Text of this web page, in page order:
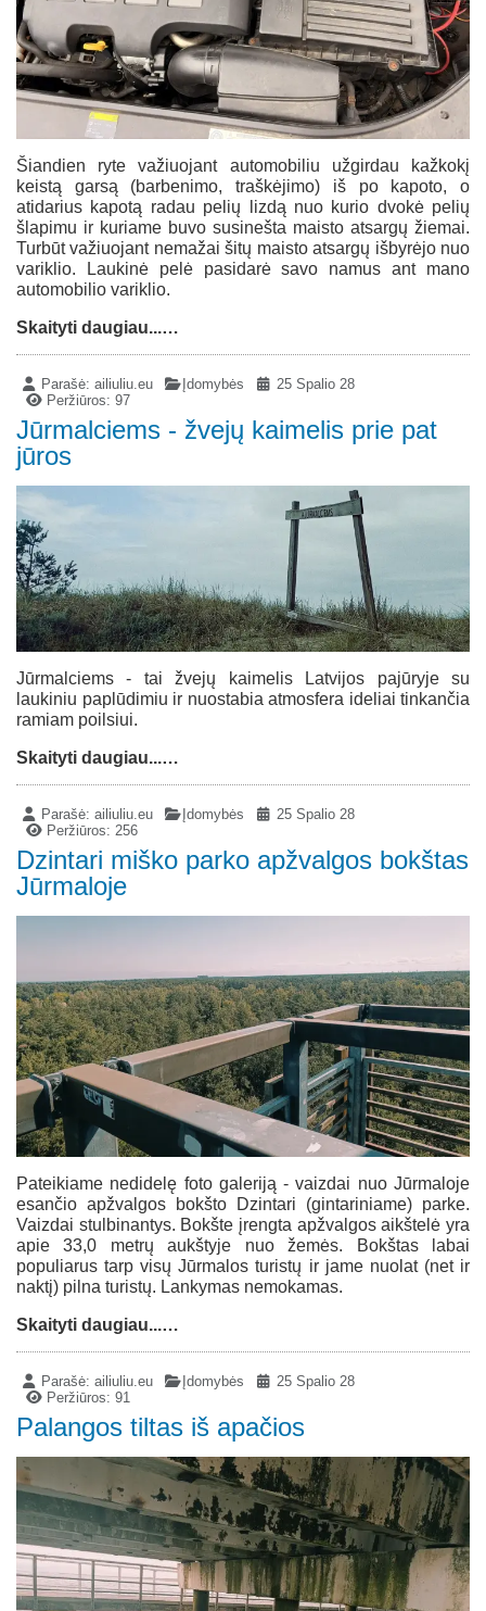
Šiandien ryte važiuojant automobiliu užgirdau kažkokį
keistą garsą (barbenimo, traškėjimo) iš po kapoto, o
atidarius kapotą radau pelių lizdą nuo kurio dvokė pelių
šlapimu ir kuriame buvo susinešta maisto atsargų žiemai.
Turbūt važiuojant nemažai šitų maisto atsargų išbyrėjo nuo
variklio. Laukinė pelė pasidarė savo namus ant mano
automobilio variklio.
Skaityti daugiau...…
Parašė:ailiuliu.eu Įdomybės
25 Spalio 28
Peržiūros: 97
Jūrmalciems - žvejų kaimelis prie pat
jūros
Jūrmalciems - tai žvejų kaimelis Latvijos pajūryje su
laukiniu paplūdimiu ir nuostabia atmosfera ideliai tinkančia
ramiam poilsiui.
Skaityti daugiau...…
Parašė:ailiuliu.eu Įdomybės
25 Spalio 28
Peržiūros: 256
Dzintari miško parko apžvalgos bokštas
Jūrmaloje
Pateikiame nedidelę foto galeriją - vaizdai nuo Jūrmaloje
esančio apžvalgos bokšto Dzintari (gintariniame) parke.
Vaizdai stulbinantys. Bokšte įrengta apžvalgos aikštelė yra
apie 33,0 metrų aukštyje nuo žemės. Bokštas labai
populiarus tarp visų Jūrmalos turistų ir jame nuolat (net ir
naktį) pilna turistų. Lankymas nemokamas.
Skaityti daugiau...…
Parašė:ailiuliu.eu Įdomybės
25 Spalio 28
Peržiūros: 91
Palangos tiltas iš apačios